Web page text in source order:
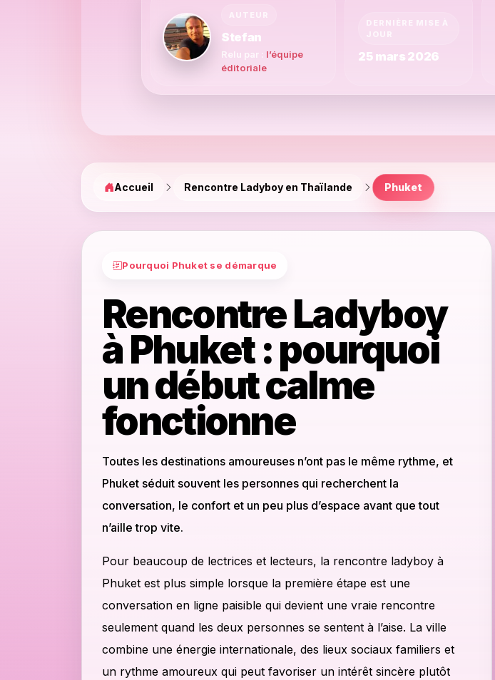
AUTEUR
Stefan
Relu par : l’équipe
éditoriale
DERNIÈRE MISE À
JOUR
25 mars 2026
Accueil Rencontre Ladyboy en Thaïlande Phuket
Pourquoi Phuket se démarque
Rencontre Ladyboy
à Phuket : pourquoi
un début calme
fonctionne
Toutes les destinations amoureuses n’ont pas le même rythme, et
Phuket séduit souvent les personnes qui recherchent la
conversation, le confort et un peu plus d’espace avant que tout
n’aille trop vite.
Pour beaucoup de lectrices et lecteurs, la rencontre ladyboy à
Phuket est plus simple lorsque la première étape est une
conversation en ligne paisible qui devient une vraie rencontre
seulement quand les deux personnes se sentent à l’aise. La ville
combine une énergie internationale, des lieux sociaux familiers et
un rythme amoureux qui peut favoriser un intérêt sincère plutôt